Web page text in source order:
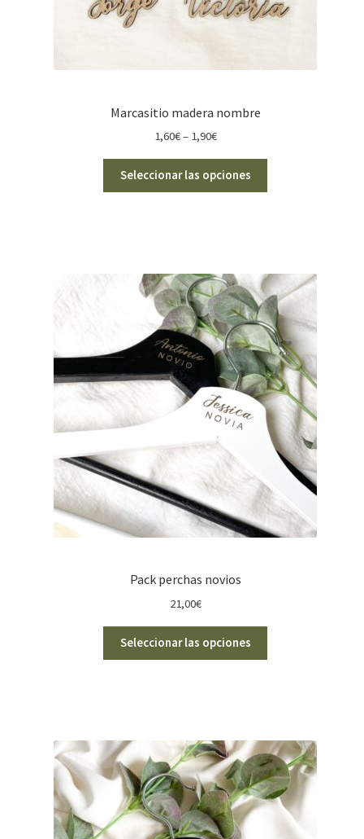
Marcasitio madera nombre
1,60€– 1,90€Rango
precios:
desde
Seleccionar las opciones
Pack perchas novios
21,00€
Seleccionar las opciones